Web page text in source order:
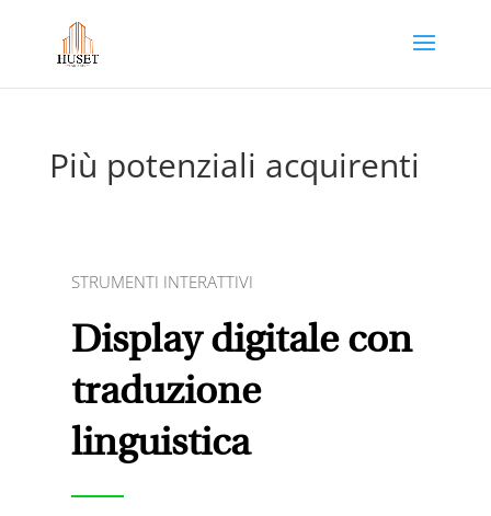
Più potenziali acquirenti
STRUMENTI INTERATTIVI
Display digitale con
traduzione
linguistica